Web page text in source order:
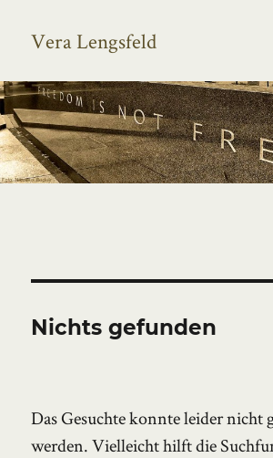
Vera Lengsfeld
Nichts gefunden
Das Gesuchte konnte leider nicht
werden. Vielleicht hilft die